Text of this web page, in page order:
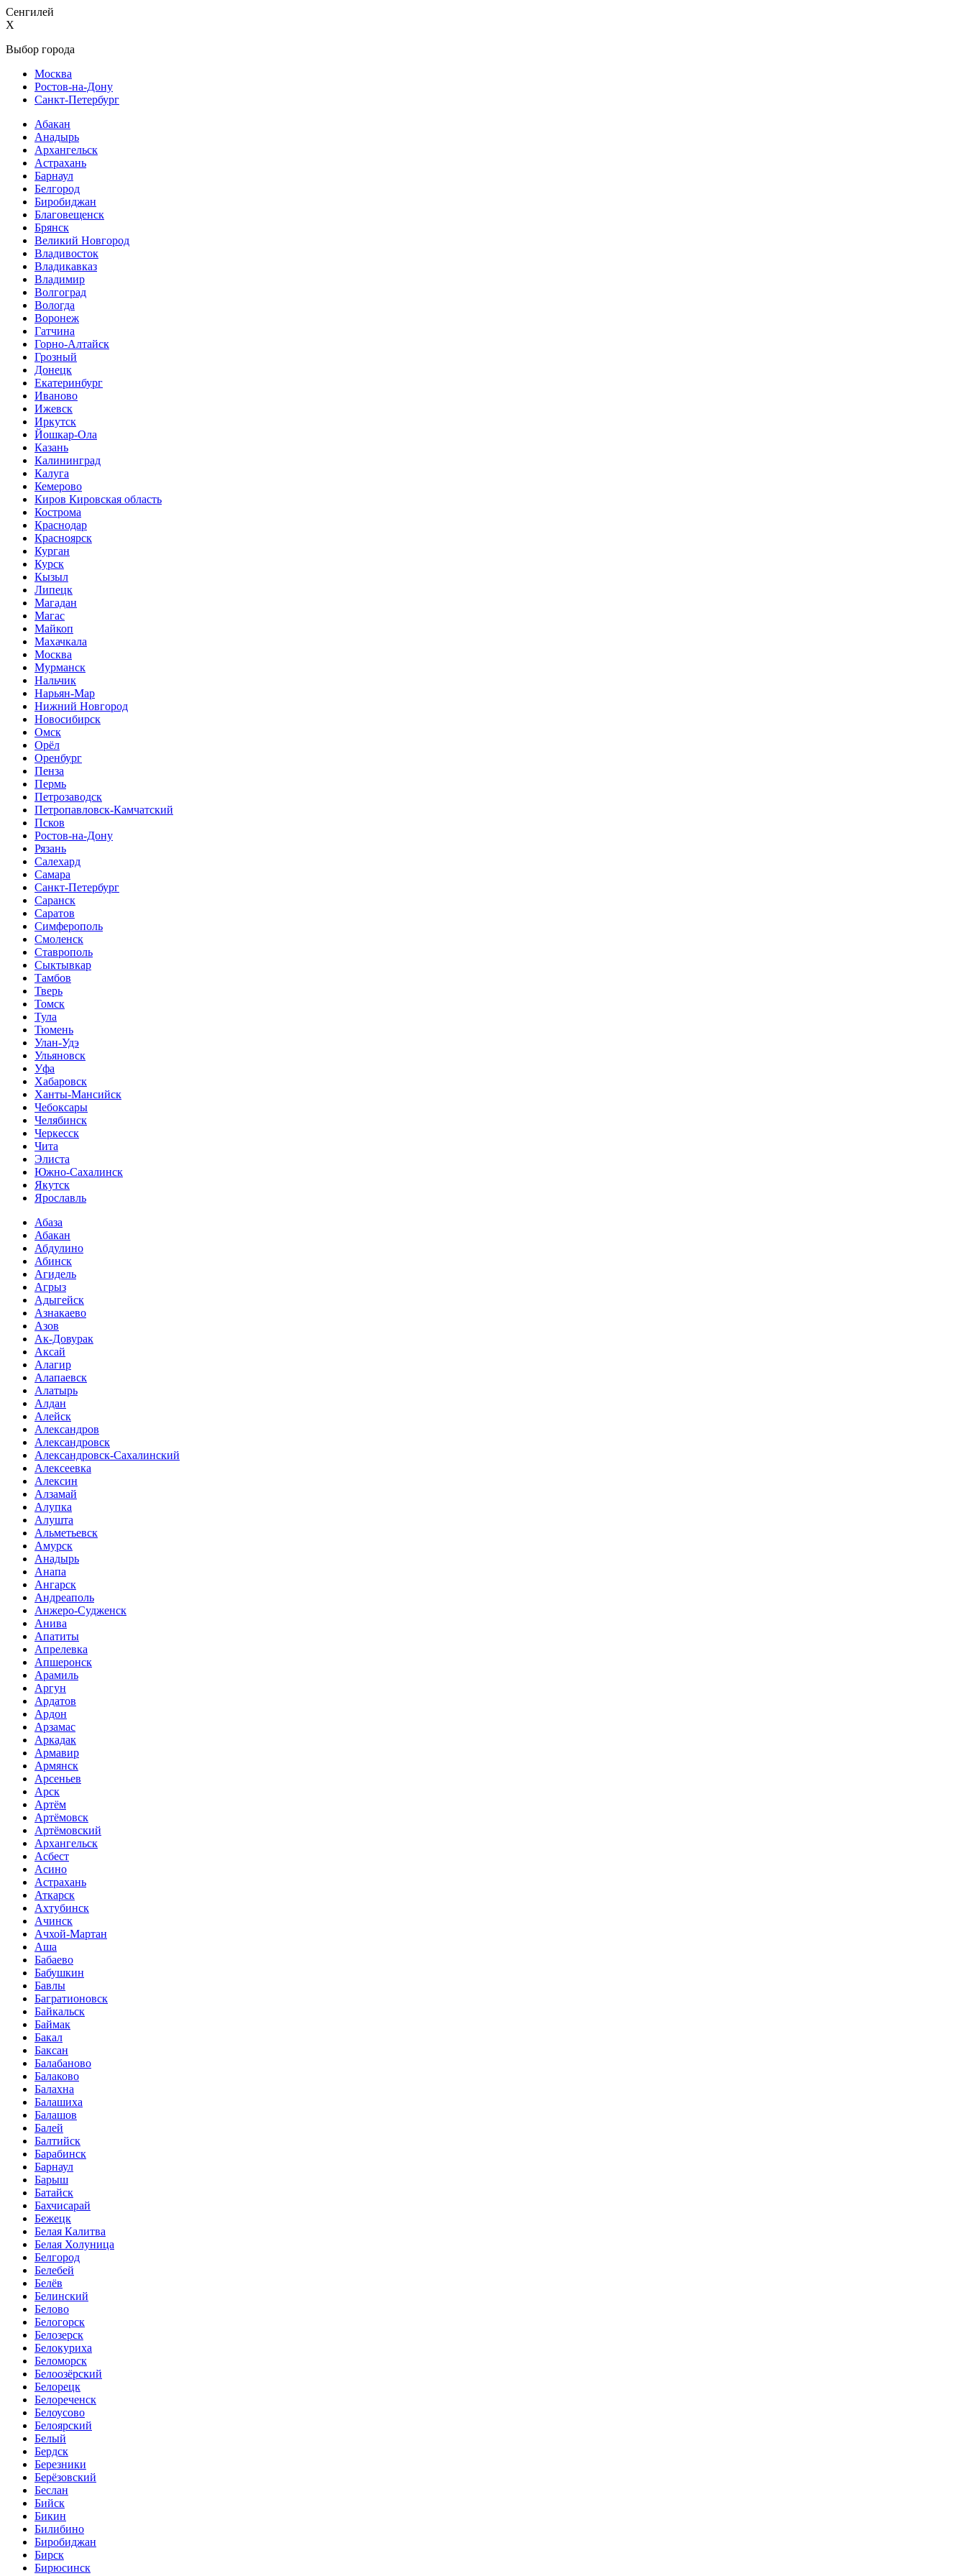
Сенгилей
X
Выбор города
Москва
Ростов-на-Дону
Санкт-Петербург
Абакан
Анадырь
Архангельск
Астрахань
Барнаул
Белгород
Биробиджан
Благовещенск
Брянск
Великий Новгород
Владивосток
Владикавказ
Владимир
Волгоград
Вологда
Воронеж
Гатчина
Горно-Алтайск
Грозный
Донецк
Екатеринбург
Иваново
Ижевск
Иркутск
Йошкар-Ола
Казань
Калининград
Калуга
Кемерово
Киров Кировская область
Кострома
Краснодар
Красноярск
Курган
Курск
Кызыл
Липецк
Магадан
Магас
Майкоп
Махачкала
Москва
Мурманск
Нальчик
Нарьян-Мар
Нижний Новгород
Новосибирск
Омск
Орёл
Оренбург
Пенза
Пермь
Петрозаводск
Петропавловск-Камчатский
Псков
Ростов-на-Дону
Рязань
Салехард
Самара
Санкт-Петербург
Саранск
Саратов
Симферополь
Смоленск
Ставрополь
Сыктывкар
Тамбов
Тверь
Томск
Тула
Тюмень
Улан-Удэ
Ульяновск
Уфа
Хабаровск
Ханты-Мансийск
Чебоксары
Челябинск
Черкесск
Чита
Элиста
Южно-Сахалинск
Якутск
Ярославль
Абаза
Абакан
Абдулино
Абинск
Агидель
Агрыз
Адыгейск
Азнакаево
Азов
Ак-Довурак
Аксай
Алагир
Алапаевск
Алатырь
Алдан
Алейск
Александров
Александровск
Александровск-Сахалинский
Алексеевка
Алексин
Алзамай
Алупка
Алушта
Альметьевск
Амурск
Анадырь
Анапа
Ангарск
Андреаполь
Анжеро-Судженск
Анива
Апатиты
Апрелевка
Апшеронск
Арамиль
Аргун
Ардатов
Ардон
Арзамас
Аркадак
Армавир
Армянск
Арсеньев
Арск
Артём
Артёмовск
Артёмовский
Архангельск
Асбест
Асино
Астрахань
Аткарск
Ахтубинск
Ачинск
Ачхой-Мартан
Аша
Бабаево
Бабушкин
Бавлы
Багратионовск
Байкальск
Баймак
Бакал
Баксан
Балабаново
Балаково
Балахна
Балашиха
Балашов
Балей
Балтийск
Барабинск
Барнаул
Барыш
Батайск
Бахчисарай
Бежецк
Белая Калитва
Белая Холуница
Белгород
Белебей
Белёв
Белинский
Белово
Белогорск
Белозерск
Белокуриха
Беломорск
Белоозёрский
Белорецк
Белореченск
Белоусово
Белоярский
Белый
Бердск
Березники
Берёзовский
Беслан
Бийск
Бикин
Билибино
Биробиджан
Бирск
Бирюсинск